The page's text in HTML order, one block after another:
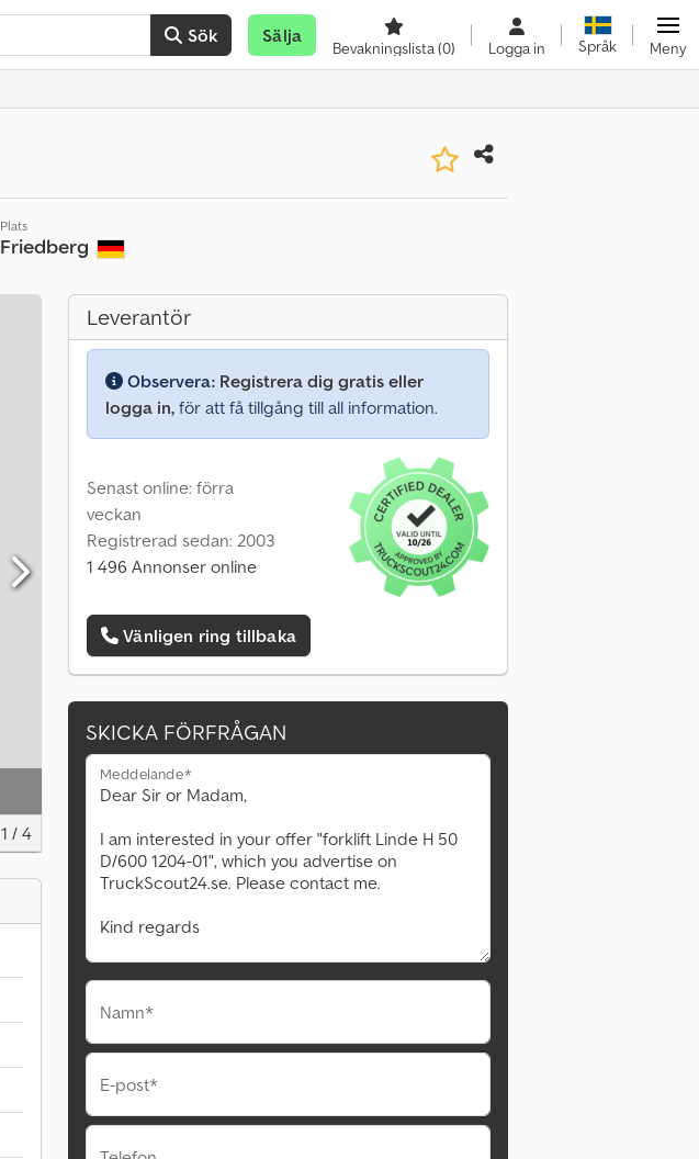
Sök Sälja
Bevakningslista(0) Logga in Språk Meny
Plats
Friedberg
1 / 4
Leverantör
Observera: Registrera dig gratis eller
logga in, för att få tillgång till all information.
Senast online: förra
veckan
Registrerad sedan: 2003
1 496 Annonser online
Vänligen ring tillbaka
SKICKA FÖRFRÅGAN
Meddelande*
Namn*
E-post*